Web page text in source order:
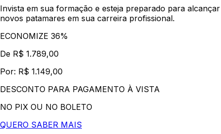
Invista em sua formação e esteja preparado para alcançar
novos patamares em sua carreira profissional.
ECONOMIZE 36%
De R$ 1.789,00
Por: R$ 1.149,00
DESCONTO PARA PAGAMENTO À VISTA
NO PIX OU NO BOLETO
QUERO SABER MAIS